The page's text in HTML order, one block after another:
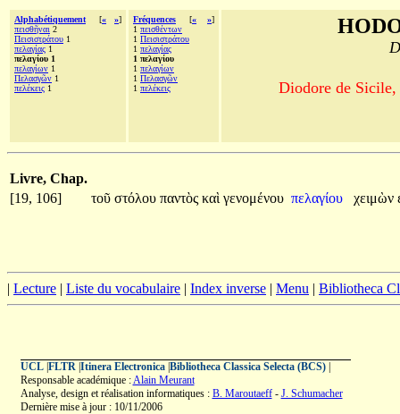
Alphabétiquement [« »]
πεισθῆναι 2
Πεισιστράτου 1
πελαγίας 1
πελαγίου 1
πελαγίων 1
Πελασγῶν 1
πελέκεις 1
Fréquences [« »]
1 πεισθέντων
1 Πεισιστράτου
1 πελαγίας
1 πελαγίου
1 πελαγίων
1 Πελασγῶν
1 πελέκεις Diodore de
Livre, Chap.
[19, 106]
τοῦ στόλου παντὸς καὶ γενομένου πελαγίου χειμὼν
| Lecture | Liste du vocabulaire | Index inverse | Menu | Bibliotheca
UCL| FLTR| Itinera Electronica| Bibliotheca Classica Selecta (BCS)|
Responsable académique :Alain Meurant
Analyse, design et réalisation informatiques : B. Maroutaeff- J. Schumacher
Dernière mise à jour : 10/11/2006